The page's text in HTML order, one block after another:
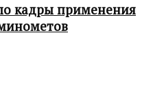
кадры применения